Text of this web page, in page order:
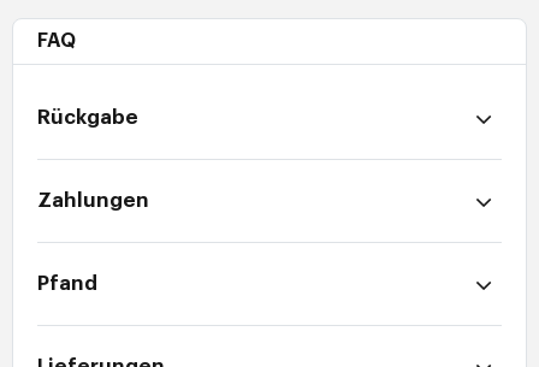
FAQ
Rückgabe
Zahlungen
Pfand